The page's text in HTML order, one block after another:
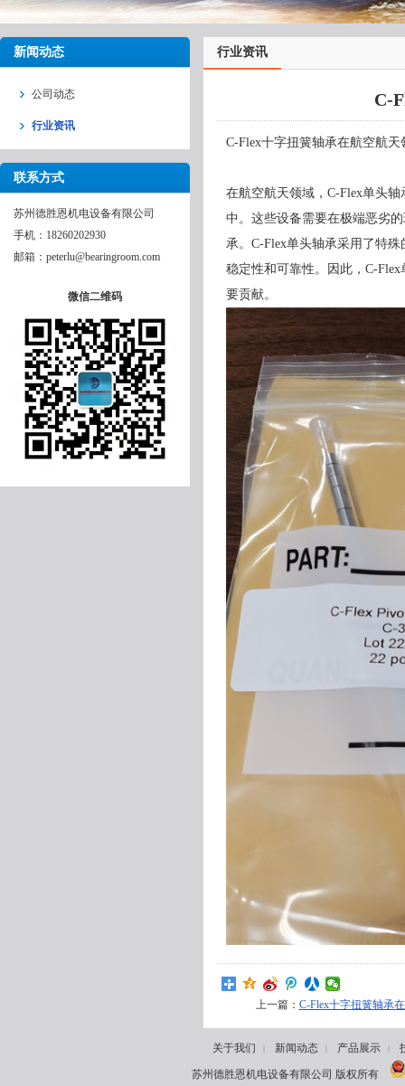
新闻动态
公司动态
行业资讯
联系方式
苏州德胜恩机电设备有限公司
手机：18260202930
邮箱：peterlu@bearingroom.com
微信二维码
行业资讯
C-
C-Flex十字扭簧轴承在航空航天
在航空航天领域，C-Flex单头
中。这些设备需要在极端恶劣
承。C-Flex单头轴承采用了特
稳定性和可靠性。因此，C-
要贡献。
上一篇： C-Flex十字扭簧轴承
关于我们 新闻动态 产品展示
苏州德胜恩机电设备有限公司 版权所有